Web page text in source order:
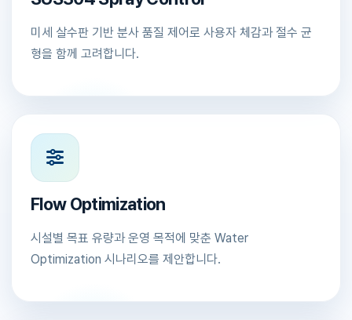
미세 살수판 기반 분사 품질 제어로 사용자 체감과 절수 균
형을 함께 고려합니다.
Flow Optimization
시설별 목표 유량과 운영 목적에 맞춘 Water
Optimization 시나리오를 제안합니다.